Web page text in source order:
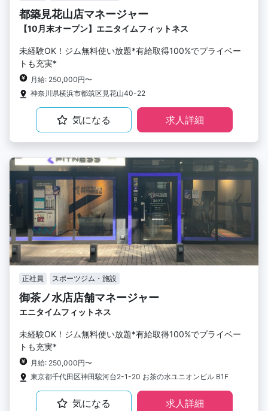
都築見花山店マネージャー
【10月末オープン】エニタイムフィットネス
未経験OK！ジム無料使い放題*有給取得100%でプライベー
トも充実*
月給: 250,000円〜
神奈川県横浜市都筑区見花山40-22
気になる 求人詳細
正社員 スポーツジム・施設
御茶ノ水店店舗マネージャー
エニタイムフィットネス
未経験OK！ジム無料使い放題*有給取得100%でプライベー
トも充実*
月給: 250,000円〜
東京都千代田区神田駿河台2-1-20 お茶の水ユニオンビル B1F
気になる 求人詳細